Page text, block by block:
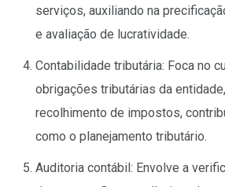
serviços, auxiliando na
e avaliação de lucratividade.
Contabilidade tributária: Foca no
obrigações tributárias da
recolhimento de impostos,
como o planejamento tributário.
Auditoria contábil: Envolve a